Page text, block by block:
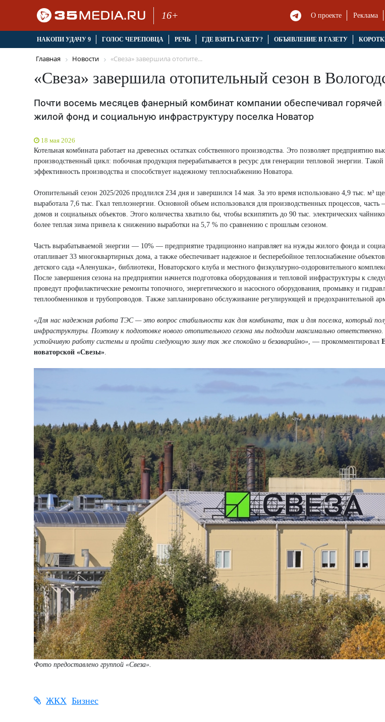
16+ О проекте Реклама
НАКОПИ УДАЧУ 9 ГОЛОС ЧЕРЕПОВЦА РЕЧЬ ГДЕ ВЗЯТЬ ГАЗЕТУ? ОБЪЯВЛЕНИЕ В ГАЗЕТУ
Главная Новости «Свеза» завершила отопите...
«Свеза» завершила отопительный сезон в
Почти восемь месяцев фанерный комбинат компании обеспечивал
жилой фонд и социальную инфраструктуру поселка Новатор
18 мая 2026
Котельная комбината работает на древесных остатках собственного производства. Это позволяет предприятию
производственный цикл: побочная продукция перерабатывается в ресурс для генерации тепловой энергии.
эффективность производства и способствует надежному теплоснабжению Новатора.
Отопительный сезон 2025/2026 продлился 234 дня и завершился 14 мая. За это время использовано 4,9 тыс. м³
выработала 7,6 тыс. Гкал теплоэнергии. Основной объем использовался для производственных процессов,
домов и социальных объектов. Этого количества хватило бы, чтобы вскипятить до 90 тыс. электрических
более теплая зима привела к снижению выработки на 5,7 % по сравнению с прошлым сезоном.
Часть вырабатываемой энергии — 10% — предприятие традиционно направляет на нужды жилого фонда и
отапливает 33 многоквартирных дома, а также обеспечивает надежное и бесперебойное теплоснабжение
детского сада «Аленушка», библиотеки, Новаторского клуба и местного физкультурно-оздоровительного
После завершения сезона на предприятии начнется подготовка оборудования и тепловой инфраструктуры к
проведут профилактические ремонты топочного, энергетического и насосного оборудования, промывку и
теплообменников и трубопроводов. Также запланировано обслуживание регулирующей и предохранительной
«Для нас надежная работа ТЭС — это вопрос стабильности как для комбината, так и для поселка, который
инфраструктуры. Поэтому к подготовке нового отопительного сезона мы подходим максимально
устойчивую работу системы и пройти следующую зиму так же спокойно и безаварийно» , — прокомментировал
новаторской «Свезы»
Фото предоставлено группой «Свеза».
ЖКХ Бизнес